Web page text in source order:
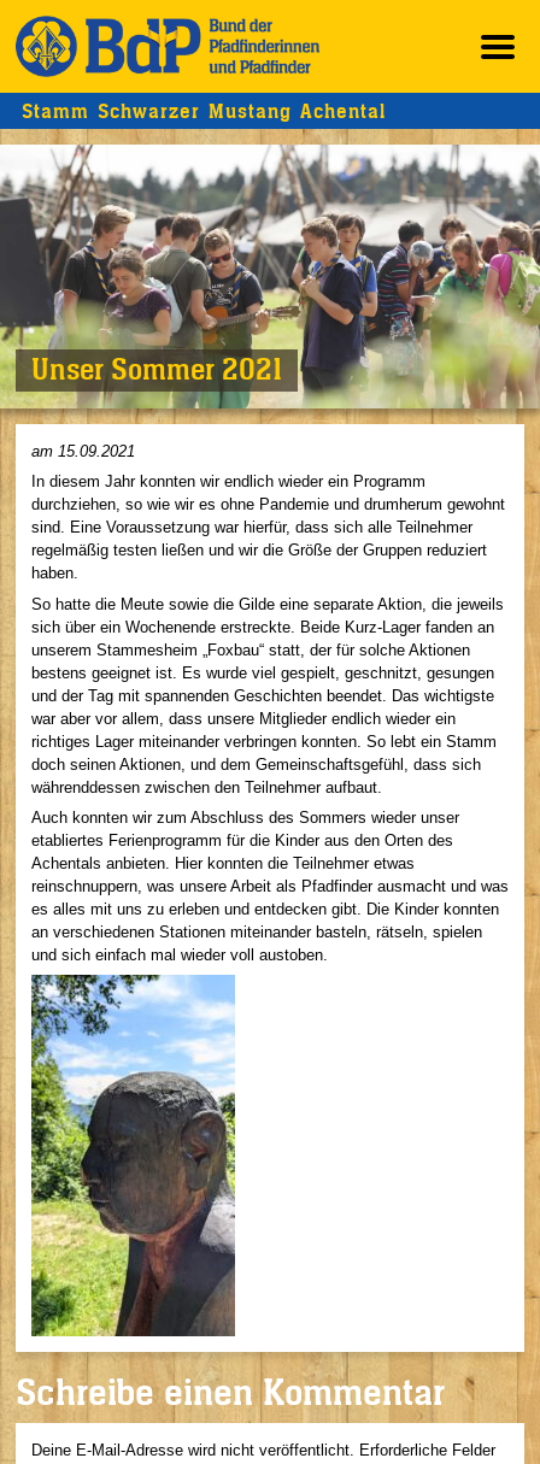
Stamm Schwarzer Mustang Achental
Unser Sommer 2021
am 15.09.2021
In diesem Jahr konnten wir endlich wieder ein Programm
durchziehen, so wie wir es ohne Pandemie und drumherum gewohnt
sind. Eine Voraussetzung war hierfür, dass sich alle Teilnehmer
regelmäßig testen ließen und wir die Größe der Gruppen reduziert
haben.
So hatte die Meute sowie die Gilde eine separate Aktion, die jeweils
sich über ein Wochenende erstreckte. Beide Kurz-Lager fanden an
unserem Stammesheim „Foxbau“ statt, der für solche Aktionen
bestens geeignet ist. Es wurde viel gespielt, geschnitzt, gesungen
und der Tag mit spannenden Geschichten beendet. Das wichtigste
war aber vor allem, dass unsere Mitglieder endlich wieder ein
richtiges Lager miteinander verbringen konnten. So lebt ein Stamm
doch seinen Aktionen, und dem Gemeinschaftsgefühl, dass sich
währenddessen zwischen den Teilnehmer aufbaut.
Auch konnten wir zum Abschluss des Sommers wieder unser
etabliertes Ferienprogramm für die Kinder aus den Orten des
Achentals anbieten. Hier konnten die Teilnehmer etwas
reinschnuppern, was unsere Arbeit als Pfadfinder ausmacht und was
es alles mit uns zu erleben und entdecken gibt. Die Kinder konnten
an verschiedenen Stationen miteinander basteln, rätseln, spielen
und sich einfach mal wieder voll austoben.
Schreibe einen Kommentar
Deine E-Mail-Adresse wird nicht veröffentlicht. Erforderliche Felder